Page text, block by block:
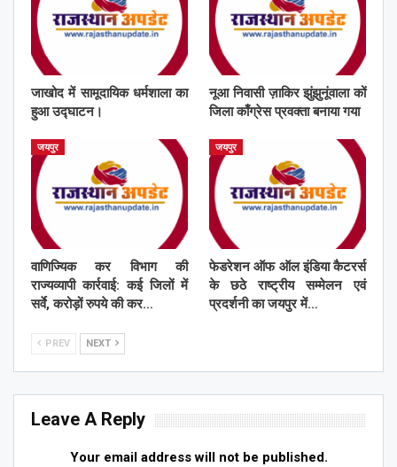
जाखोद में सामूदायिक धर्मशाला का
हुआ उद्घाटन।
नूआ निवासी ज़ाकिर झुंझुनूंवाला कों
जिला काँग्रेस प्रवक्ता बनाया गया
जयपुर
वाणिज्यिक कर विभाग की
राज्यव्यापी कार्रवाई: कई जिलों में
सर्वे, करोड़ों रुपये की कर…
जयपुर
फेडरेशन ऑफ ऑल इंडिया कैटरर्स
के छठे राष्ट्रीय सम्मेलन एवं
प्रदर्शनी का जयपुर में…
PREV NEXT
Leave A Reply
Your email address will not be published.